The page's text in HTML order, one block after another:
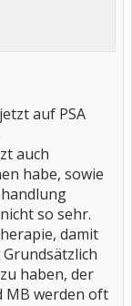
auf PSA
auch
habe, sowie
so sehr.
damit
haben, der
MB werden oft